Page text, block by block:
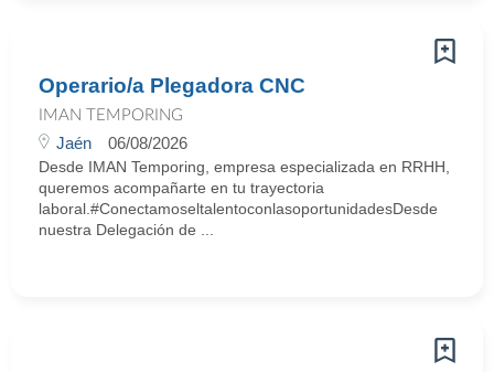
Operario/a Plegadora CNC
IMAN TEMPORING
Jaén 06/08/2026
Desde IMAN Temporing, empresa especializada en RRHH,
queremos acompañarte en tu trayectoria
laboral.#ConectamoseltalentoconlasoportunidadesDesde
nuestra Delegación de ...